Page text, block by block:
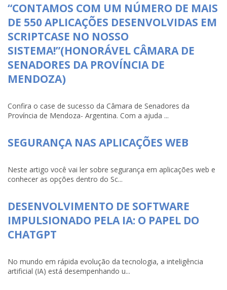
“CONTAMOS COM UM NÚMERO DE MAIS
DE 550 APLICAÇÕES DESENVOLVIDAS EM
SCRIPTCASE NO NOSSO
SISTEMA!”(HONORÁVEL CÂMARA DE
SENADORES DA PROVÍNCIA DE
MENDOZA)
Confira o case de sucesso da Câmara de Senadores da
Província de Mendoza- Argentina. Com a ajuda ...
SEGURANÇA NAS APLICAÇÕES WEB
Neste artigo você vai ler sobre segurança em aplicações web e
conhecer as opções dentro do Sc...
DESENVOLVIMENTO DE SOFTWARE
IMPULSIONADO PELA IA: O PAPEL DO
CHATGPT
No mundo em rápida evolução da tecnologia, a inteligência
artificial (IA) está desempenhando u...